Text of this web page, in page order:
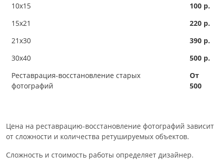
10х15
100 р.
15х21
220 р.
21х30
390 р.
30х40
500 р.
Реставрация-восстановление старых
фотографий
От
500
Цена на реставрацию-восстановление фотографий зависит
от сложности и количества ретушируемых объектов.
Сложность и стоимость работы определяет дизайнер.